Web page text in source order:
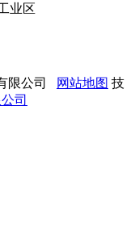
业区
限公司 网站地图 技
司